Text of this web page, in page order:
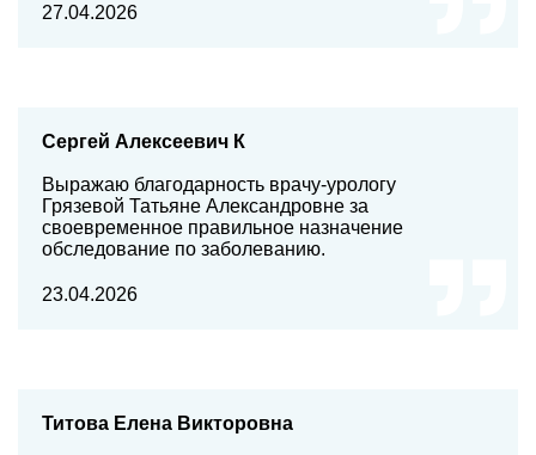
27.04.2026
Сергей Алексеевич К
Выражаю благодарность врачу-урологу
Грязевой Татьяне Александровне за
своевременное правильное назначение
обследование по заболеванию.
23.04.2026
Титова Елена Викторовна